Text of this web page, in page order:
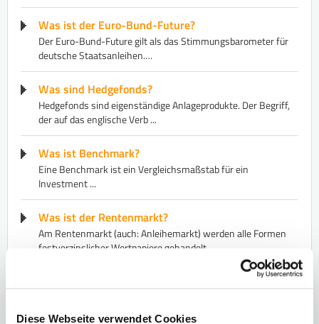
Diese Webseite verwendet Cookies
Was ist der Euro-Bund-Future?
Der Euro-Bund-Future gilt als das Stimmungsbarometer für
deutsche Staatsanleihen.…
Was sind Hedgefonds?
Hedgefonds sind eigenständige Anlageprodukte. Der Begriff,
der auf das englische Verb ...
Was ist Benchmark?
​Eine Benchmark ist ein Vergleichsmaßstab für ein
Investment ...
Was ist der Rentenmarkt?
Am Rentenmarkt (auch: Anleihemarkt) werden alle Formen
festverzinslicher Wertpapiere gehandelt ...
Schuldners. Eine Insolvenz tritt…